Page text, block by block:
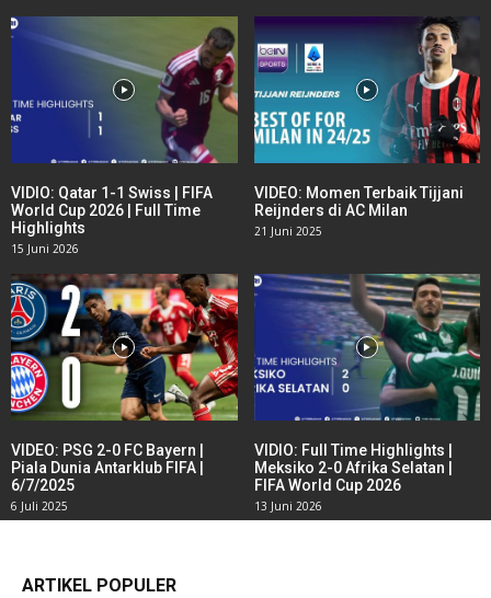
VIDIO: Qatar 1-1 Swiss | FIFA
World Cup 2026 | Full Time
Highlights
15 Juni 2026
VIDEO: Momen Terbaik Tijjani
Reijnders di AC Milan
21 Juni 2025
VIDEO: PSG 2-0 FC Bayern |
Piala Dunia Antarklub FIFA |
6/7/2025
6 Juli 2025
VIDIO: Full Time Highlights |
Meksiko 2-0 Afrika Selatan |
FIFA World Cup 2026
13 Juni 2026
ARTIKEL POPULER